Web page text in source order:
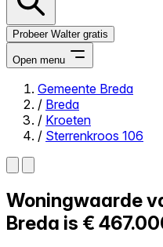
Probeer Walter gratis
Open menu
Close menu
Zelf kopen
Alles-in-één
Reviews
Gemeente Breda
/ Breda
/ Kroeten
/ Sterrenkroos 106
Woningwaarde
Breda is €